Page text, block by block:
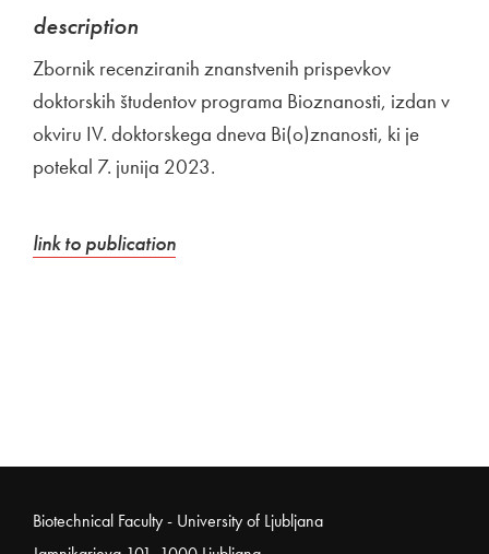
description
Zbornik recenziranih znanstvenih prispevkov
doktorskih študentov programa Bioznanosti, izdan v
okviru IV. doktorskega dneva Bi(o)znanosti, ki je
potekal 7. junija 2023.
External link to
link to publication
Noga strani
Biotechnical Faculty - University of Ljubljana